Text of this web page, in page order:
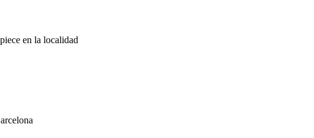
en la localidad